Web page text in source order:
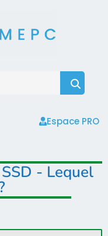
Espace PRO
- Lequel